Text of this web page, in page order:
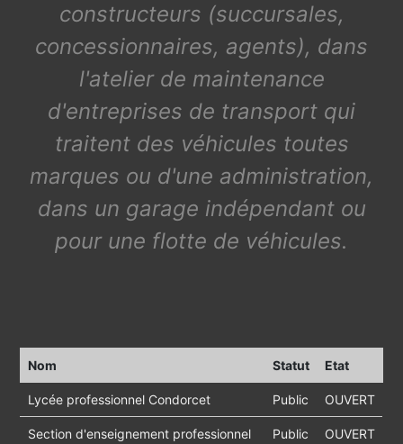
constructeurs (succursales,
concessionnaires, agents), dans
l'atelier de maintenance
d'entreprises de transport qui
traitent des véhicules toutes
marques ou d'une administration,
dans un garage indépendant ou
pour une flotte de véhicules.
Nom Statut Etat
Lycée professionnel Condorcet Public OUVERT
Section d'enseignement professionnel
Public OUVERT